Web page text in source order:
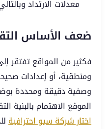
معدلات الارتداد
ضعف الأساس
ومنطقية، أو إعدادات
وصفية دقيقة ومحددة
الموقع الاهتمام بالبنية
اختار شركة سيو احترافية